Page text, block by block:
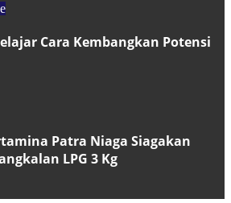
Cara Kembangkan Potensi
Patra Niaga Siagakan
LPG 3 Kg